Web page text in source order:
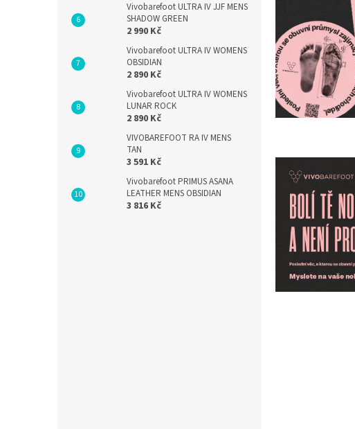
Vivobarefoot ULTRA IV JJF MENS
SHADOW GREEN
2 990 Kč
Vivobarefoot ULTRA IV WOMENS
OBSIDIAN
2 890 Kč
Vivobarefoot ULTRA IV WOMENS
LUNAR ROCK
2 890 Kč
VIVOBAREFOOT RA IV MENS
TAN
3 591 Kč
Vivobarefoot PRIMUS ASANA
LEATHER MENS OBSIDIAN
3 816 Kč